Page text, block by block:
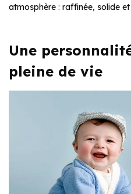
atmosphère : raffinée, solide
Une
pleine de vie